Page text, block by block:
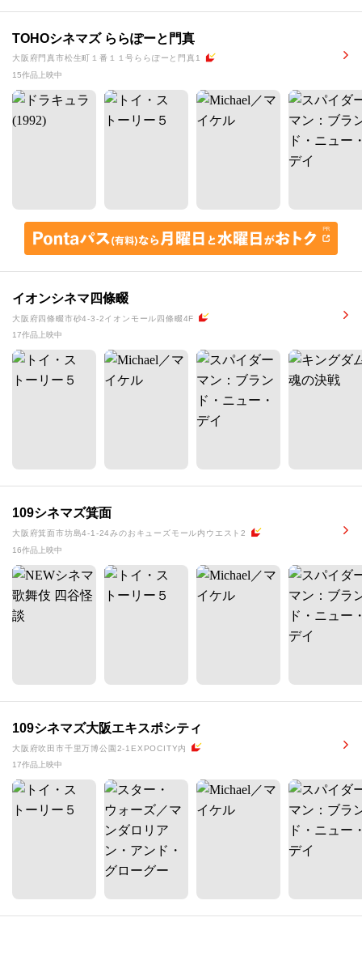
TOHOシネマズ ららぽーと門真
大阪府門真市松生町１番１１号ららぽーと門真1
15作品上映中
イオンシネマ四條畷
大阪府四條畷市砂4-3-2イオンモール四條畷4F
17作品上映中
109シネマズ箕面
大阪府箕面市坊島4-1-24みのおキューズモール内ウエスト2
16作品上映中
109シネマズ大阪エキスポシティ
大阪府吹田市千里万博公園2-1EXPOCITY内
17作品上映中